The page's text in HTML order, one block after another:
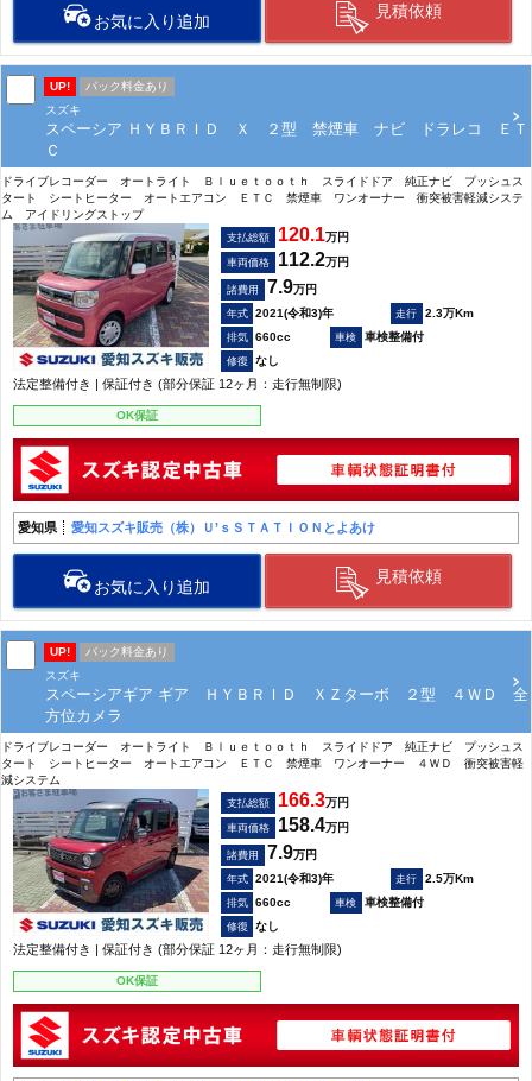
お気に入り追加
見積依頼
UP!
パック料金あり
スズキ
スペーシア ＨＹＢＲＩＤ Ｘ ２型 禁煙車 ナビ ドラレコ ＥＴ
Ｃ
ドライブレコーダー オートライト Ｂｌｕｅｔｏｏｔｈ スライドドア 純正ナビ プッシュス
タート シートヒーター オートエアコン ＥＴＣ 禁煙車 ワンオーナー 衝突被害軽減システ
ム アイドリングストップ
支払総額 120.1万円
車両価格 112.2万円
諸費用 7.9万円
2021(令和3)年
2.3万Km
660cc
車検整備付
なし
法定整備付き | 保証付き (部分保証 12ヶ月：走行無制限)
OK保証
愛知県 愛知スズキ販売（株）Ｕ’ｓＳＴＡＴＩＯＮとよあけ
お気に入り追加
見積依頼
UP!
パック料金あり
スズキ
スペーシアギア ギア ＨＹＢＲＩＤ ＸＺターボ ２型 ４ＷＤ 全
方位カメラ
ドライブレコーダー オートライト Ｂｌｕｅｔｏｏｔｈ スライドドア 純正ナビ プッシュス
タート シートヒーター オートエアコン ＥＴＣ 禁煙車 ワンオーナー ４ＷＤ 衝突被害軽
減システム
支払総額 166.3万円
車両価格 158.4万円
諸費用 7.9万円
2021(令和3)年
2.5万Km
660cc
車検整備付
なし
法定整備付き | 保証付き (部分保証 12ヶ月：走行無制限)
OK保証